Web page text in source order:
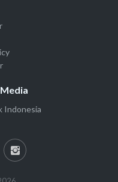
Indonesia